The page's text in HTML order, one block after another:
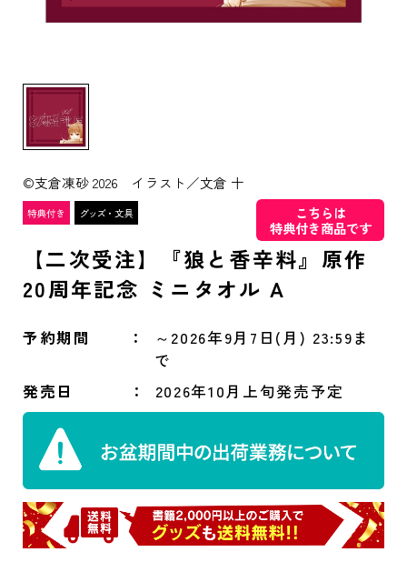
©支倉凍砂 2026 イラスト／文倉 十
こちらは
特典付き商品です
【二次受注】『狼と香辛料』原作
20周年記念 ミニタオル A
予約期間
～2026年9月7日(月) 23:59ま
で
発売日
2026年10月上旬発売予定